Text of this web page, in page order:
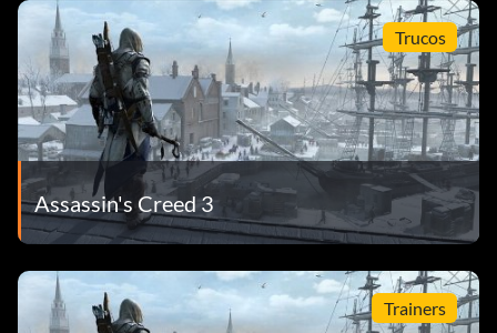
Trucos
Assassin's Creed 3
Trainers